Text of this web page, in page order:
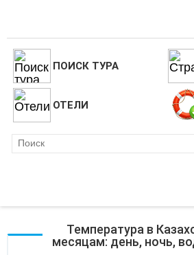
ПОИСК ТУРА
ОТЕЛИ
Температура в
месяцам: день, ночь,